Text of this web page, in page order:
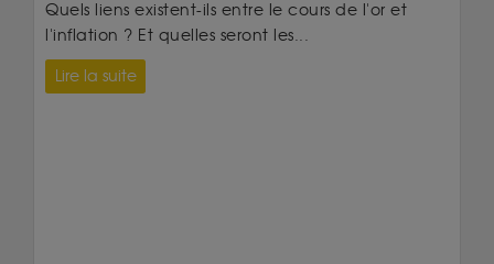
Quels liens existent-ils entre le cours de l'or et
l'inflation ? Et quelles seront les...
Lire la suite